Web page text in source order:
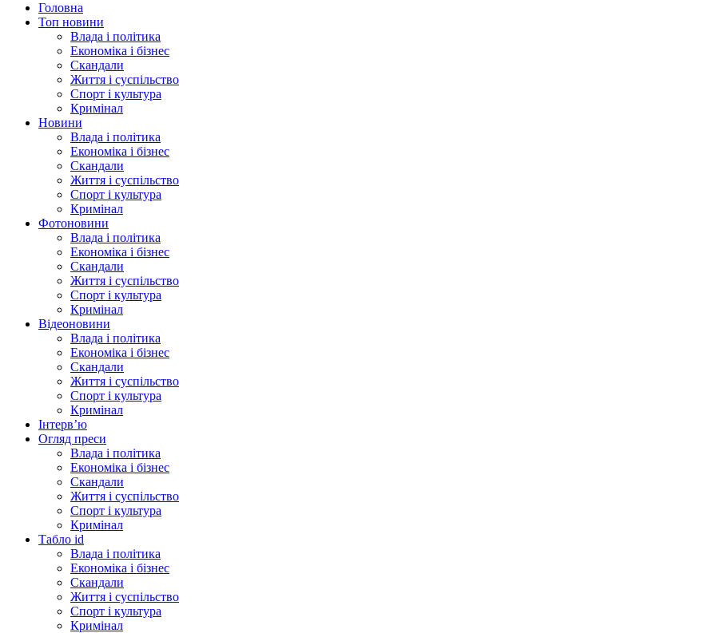
Головна
Топ новини
Влада і політика
Економіка і бізнес
Скандали
Життя і суспільство
Спорт і культура
Кримінал
Новини
Влада і політика
Економіка і бізнес
Скандали
Життя і суспільство
Спорт і культура
Кримінал
Фотоновини
Влада і політика
Економіка і бізнес
Скандали
Життя і суспільство
Спорт і культура
Кримінал
Відеоновини
Влада і політика
Економіка і бізнес
Скандали
Життя і суспільство
Спорт і культура
Кримінал
Інтерв’ю
Огляд преси
Влада і політика
Економіка і бізнес
Скандали
Життя і суспільство
Спорт і культура
Кримінал
Табло id
Влада і політика
Економіка і бізнес
Скандали
Життя і суспільство
Спорт і культура
Кримінал